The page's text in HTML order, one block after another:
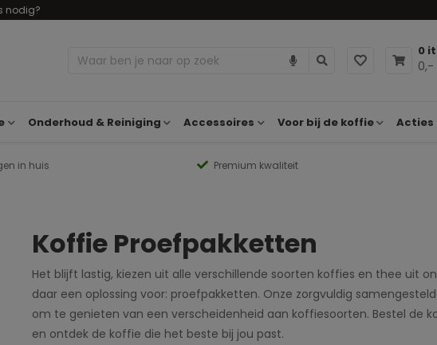
nodig?
0
0,-
Onderhoud & Reiniging Accessoires Voor bij de koffie Acties
in huis Premium kwaliteit
Koffie Proefpakketten
Het blijft lastig, kiezen uit alle verschillende soorten koffies en thee uit
daar een oplossing voor: proefpakketten. Onze zorgvuldig
om te genieten van een verscheidenheid aan koffiesoorten. Bestel de
en ontdek de koffie die het beste bij jou past.